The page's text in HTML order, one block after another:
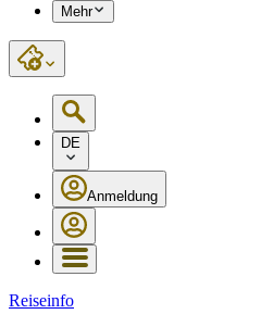
Mehr
DE
Anmeldung
Reiseinfo